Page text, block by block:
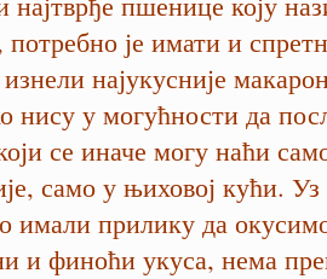
потребно је имати и
најукусније
нису у могућности да
се иначе могу наћи
само у њиховој кући. Уз
имали прилику да
и финоћи укуса, нема